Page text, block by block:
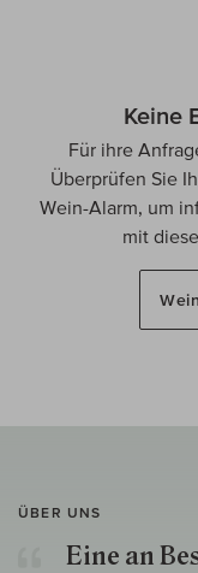
Keine
Für ihre
Überprüfen Sie
Wein-Alarm, um
mit
ÜBER UNS
Eine an